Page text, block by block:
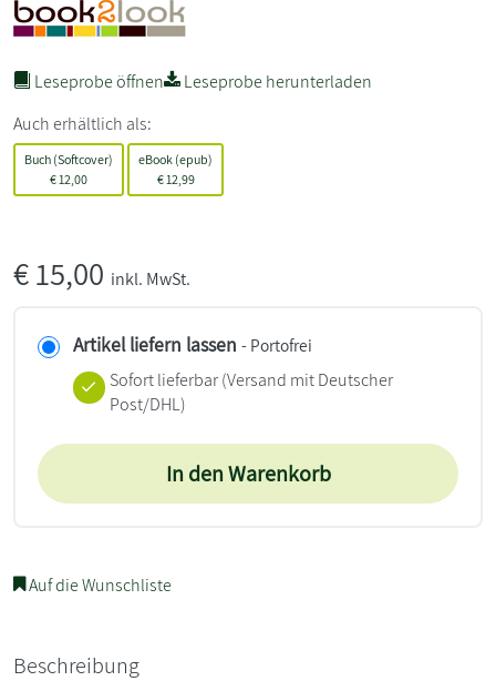
Leseprobe öffnen
Leseprobe herunterladen
Auch erhältlich als:
Buch (Softcover)
€ 12,00
eBook (epub)
€12,99
€15,00 inkl. MwSt.
Artikel liefern lassen - Portofrei
Sofort lieferbar(Versand mit Deutscher
Post/DHL)
In den Warenkorb
Auf die Wunschliste
Beschreibung